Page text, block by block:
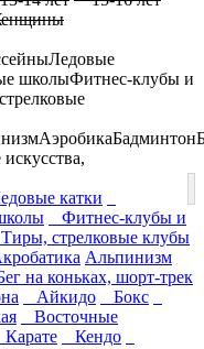
Ледовые
школыФитнес-клубы и
АэробикаБадминтон
катки
Фитнес-клубы и
стрелковые клубы
Альпинизм
на коньках, шорт-трек
Айкидо
Бокс
Восточные
Карате
Кендо